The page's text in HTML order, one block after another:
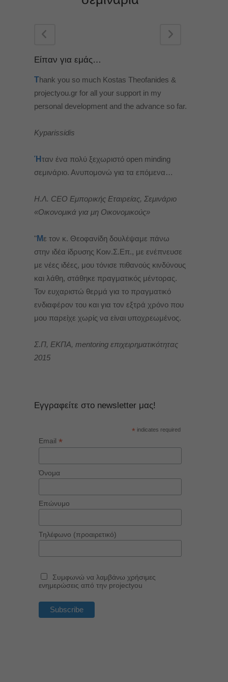
Είπαν για εμάς…
Thank you so much Kostas Theofanides &
projectyou.gr for all your support in my
personal development and the advance so far.
Kyparissidis
Ή ταν ένα πολύ ξεχωριστό open minding
σεμινάριο. Ανυπομονώ για τα επόμενα…
Η.Λ. CEO Εμπορικής Εταιρείας, Σεμινάριο
«Οικονομικά για μη Οικονομικούς»
"Με τον κ. Θεοφανίδη δουλέψαμε πάνω
στην ιδέα ίδρυσης Κοιν.Σ.Επ., με ενέπνευσε
με νέες ιδέες, μου τόνισε πιθανούς κινδύνους
και λάθη, στάθηκε πραγματικός μέντορας.
Τον ευχαριστώ θερμά για το πραγματικό
ενδιαφέρον του και για τον εξτρά χρόνο που
μου παρείχε χωρίς να είναι υποχρεωμένος.
Σ.Π, ΕΚΠΑ, mentoring επιχειρηματικότητας
2015
Εγγραφείτε στο newsletter μας!
* indicates required
Email *
Όνομα
Επώνυμο
Τηλέφωνο (προαιρετικό)
Συμφωνώ να λαμβάνω χρήσιμες
ενημερώσεις από την projectyou